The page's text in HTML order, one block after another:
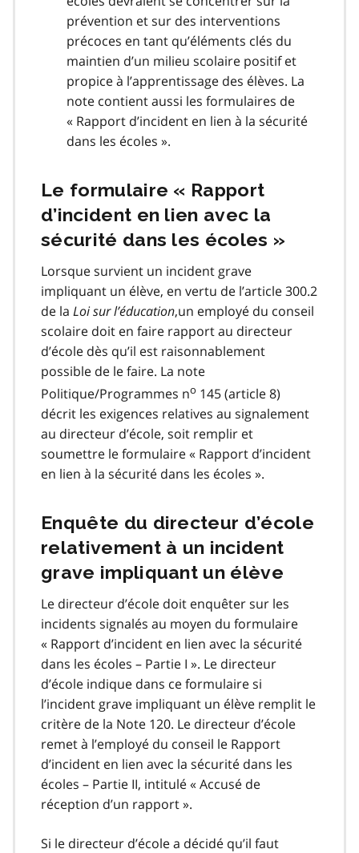
prévention et sur des interventions
précoces en tant qu’éléments clés du
maintien d’un milieu scolaire positif et
propice à l’apprentissage des élèves. La
note contient aussi les formulaires de
« Rapport d’incident en lien à la sécurité
dans les écoles ».
Le formulaire « Rapport
d’incident en lien avec la
sécurité dans les écoles »
Lorsque survient un incident grave
impliquant un élève, en vertu de l’article 300.2
de la Loi sur l’éducation,un employé du conseil
scolaire doit en faire rapport au directeur
d’école dès qu’il est raisonnablement
possible de le faire. La note
Politique/Programmes no 145 (article 8)
décrit les exigences relatives au signalement
au directeur d’école, soit remplir et
soumettre le formulaire « Rapport d’incident
en lien à la sécurité dans les écoles ».
Enquête du directeur d’école
relativement à un incident
grave impliquant un élève
Le directeur d’école doit enquêter sur les
incidents signalés au moyen du formulaire
« Rapport d’incident en lien avec la sécurité
dans les écoles – Partie I ». Le directeur
d’école indique dans ce formulaire si
l’incident grave impliquant un élève remplit le
critère de la Note 120. Le directeur d’école
remet à l’employé du conseil le Rapport
d’incident en lien avec la sécurité dans les
écoles – Partie II, intitulé « Accusé de
réception d’un rapport ».
Si le directeur d’école a décidé qu’il faut